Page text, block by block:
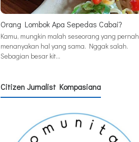
Orang Lombok Apa Sepedas Cabai?
Kamu, mungkin malah seseorang yang pernah
menanyakan hal yang sama. Nggak salah.
Sebagian besar kit…
Citizen Jurnalist Kompasiana